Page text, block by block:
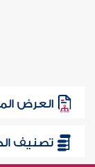
العرض
تصنيف